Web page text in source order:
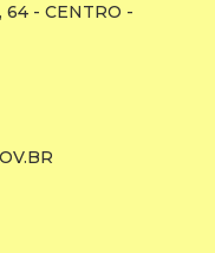
64 - CENTRO -